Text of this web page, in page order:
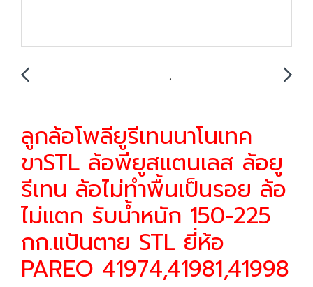
ลูกล้อโพลียูรีเทนนาโนเทค
ขาSTL ล้อพียูสแตนเลส ล้อยู
รีเทน ล้อไม่ทำพื้นเป็นรอย ล้อ
ไม่แตก รับน้ำหนัก 150-225
กก.แป้นตาย STL ยี่ห้อ
PAREO 41974,41981,41998